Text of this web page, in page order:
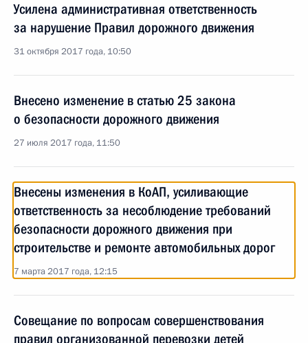
Усилена административная ответственность
за нарушение Правил дорожного движения
31 октября 2017 года, 10:50
Внесено изменение в статью 25 закона
о безопасности дорожного движения
27 июля 2017 года, 11:50
Внесены изменения в КоАП, усиливающие
ответственность за несоблюдение требований
безопасности дорожного движения при
строительстве и ремонте автомобильных дорог
7 марта 2017 года, 12:15
Совещание по вопросам совершенствования
правил организованной перевозки детей